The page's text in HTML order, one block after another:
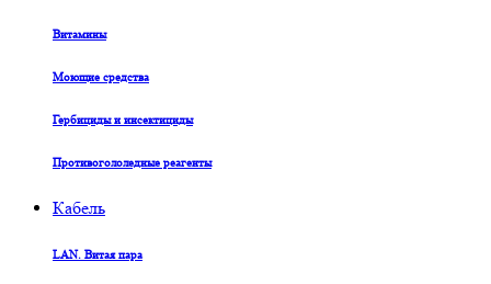
Витамины
Моющие средства
Гербициды и инсектициды
Противогололедные реагенты
Кабель
LAN. Витая пара